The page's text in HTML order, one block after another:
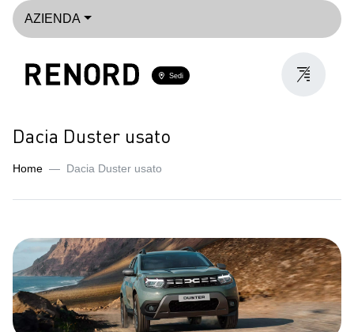
AZIENDA
Sedi
Dacia Duster usato
Home Dacia Duster usato